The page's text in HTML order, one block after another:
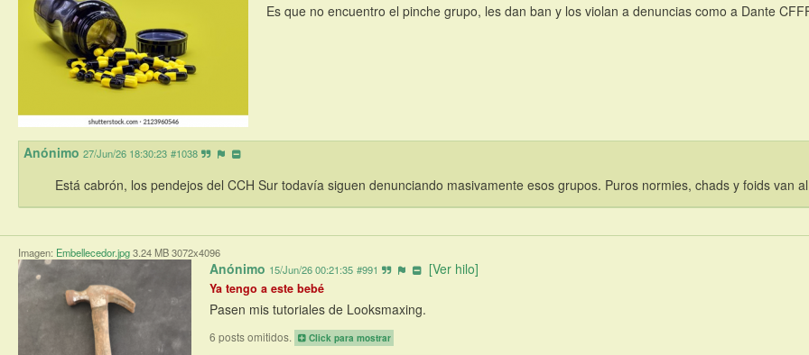
Es que no encuentro el pinche grupo, les dan ban y los violan a denuncias como a Dante
Anónimo 27/Jun/26 18:30:23 #1038
Está cabrón, los pendejos del CCH Sur todavía siguen denunciando masivamente esos grupos. Puros normies, chads y foids van
Imagen: Embellecedor.jpg3.24 MB 3072x4096
Anónimo 15/Jun/26 00:21:35 #991 [Ver hilo]
Ya tengo a este bebé
Pasen mis tutoriales de Looksmaxing.
6 posts omitidos. Click para mostrar